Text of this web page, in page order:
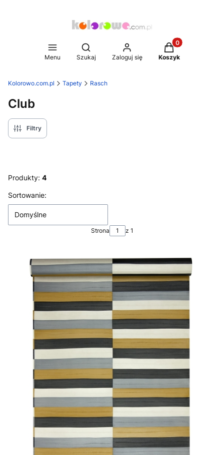
Menu
Otwórz wyszukiwarkę
Szukaj Zaloguj się
Produkty w
Koszyk
Kolorowo.com.pl Tapety Rasch
Club
Filtry
Produkty: 4
Lista produktów
Sortowanie:
Domyślne
Strona z 1